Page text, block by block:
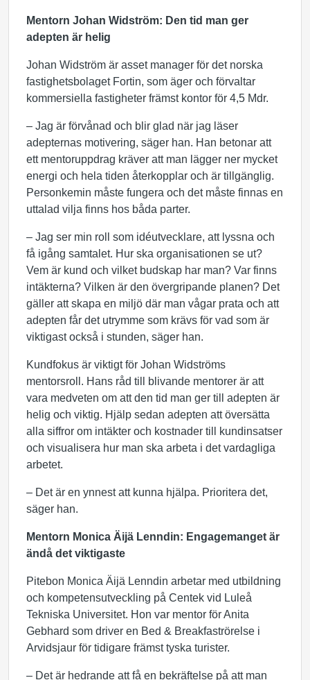
Mentorn Johan Widström: Den tid man ger
adepten är helig
Johan Widström är asset manager för det norska
fastighetsbolaget Fortin, som äger och förvaltar
kommersiella fastigheter främst kontor för 4,5 Mdr.
– Jag är förvånad och blir glad när jag läser
adepternas motivering, säger han. Han betonar att
ett mentoruppdrag kräver att man lägger ner mycket
energi och hela tiden återkopplar och är tillgänglig.
Personkemin måste fungera och det måste finnas en
uttalad vilja finns hos båda parter.
– Jag ser min roll som idéutvecklare, att lyssna och
få igång samtalet. Hur ska organisationen se ut?
Vem är kund och vilket budskap har man? Var finns
intäkterna? Vilken är den övergripande planen? Det
gäller att skapa en miljö där man vågar prata och att
adepten får det utrymme som krävs för vad som är
viktigast också i stunden, säger han.
Kundfokus är viktigt för Johan Widströms
mentorsroll. Hans råd till blivande mentorer är att
vara medveten om att den tid man ger till adepten är
helig och viktig. Hjälp sedan adepten att översätta
alla siffror om intäkter och kostnader till kundinsatser
och visualisera hur man ska arbeta i det vardagliga
arbetet.
– Det är en ynnest att kunna hjälpa. Prioritera det,
säger han.
Mentorn Monica Äijä Lenndin: Engagemanget är
ändå det viktigaste
Pitebon Monica Äijä Lenndin arbetar med utbildning
och kompetensutveckling på Centek vid Luleå
Tekniska Universitet. Hon var mentor för Anita
Gebhard som driver en Bed & Breakfaströrelse i
Arvidsjaur för tidigare främst tyska turister.
– Det är hedrande att få en bekräftelse på att man